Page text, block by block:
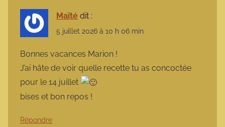
Maïté dit :
5 juillet 2026 à 10 h 06 min
Bonnes vacances Marion !
J’ai hâte de voir quelle recette tu as concoctée
pour le 14 juillet
bises et bon repos !
Répondre